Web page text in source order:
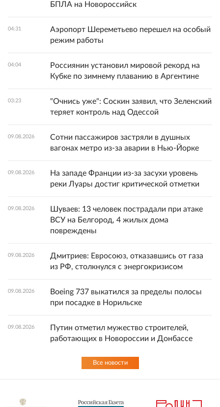
БПЛА на Новороссийск
04:31
Аэропорт Шереметьево перешел на особый
режим работы
04:04
Россиянин установил мировой рекорд на
Кубке по зимнему плаванию в Аргентине
03:23
"Очнись уже": Соскин заявил, что Зеленский
теряет контроль над Одессой
09.08.2026
Сотни пассажиров застряли в душных
вагонах метро из-за аварии в Нью-Йорке
09.08.2026
На западе Франции из-за засухи уровень
реки Луары достиг критической отметки
09.08.2026
Шуваев: 13 человек пострадали при атаке
ВСУ на Белгород, 4 жилых дома
повреждены
09.08.2026
Дмитриев: Евросоюз, отказавшись от газа
из РФ, столкнулся с энергокризисом
09.08.2026
Boeing 737 выкатился за пределы полосы
при посадке в Норильске
09.08.2026
Путин отметил мужество строителей,
работающих в Новороссии и Донбассе
Все новости